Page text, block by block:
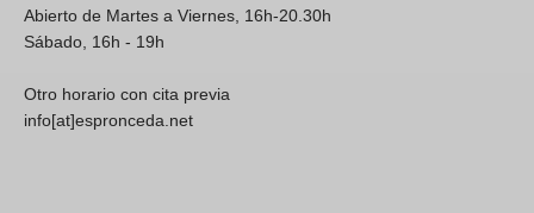
Abierto de Martes a Viernes, 16h-20.30h
Sábado, 16h - 19h
Otro horario con cita previa
info[at]espronceda.net